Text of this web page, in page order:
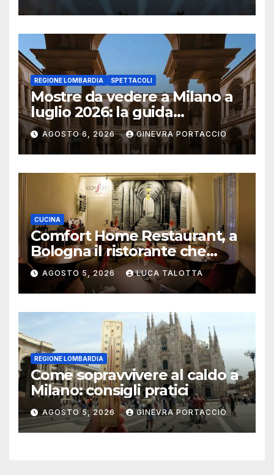
REGIONE LOMBARDIA SPETTACOLI
Mostre da vedere a Milano a
luglio 2026: la guida
aggiornata
AGOSTO 6, 2026 GINEVRA PORTACCIO
CUCINA
Comfort Home Restaurant, a
Bologna il ristorante che
trasforma l’ospitalità in
un’esperienza di casa
AGOSTO 5, 2026 LUCA TALOTTA
REGIONE LOMBARDIA
Come sopravvivere al caldo a
Milano: consigli pratici
AGOSTO 5, 2026 GINEVRA PORTACCIO